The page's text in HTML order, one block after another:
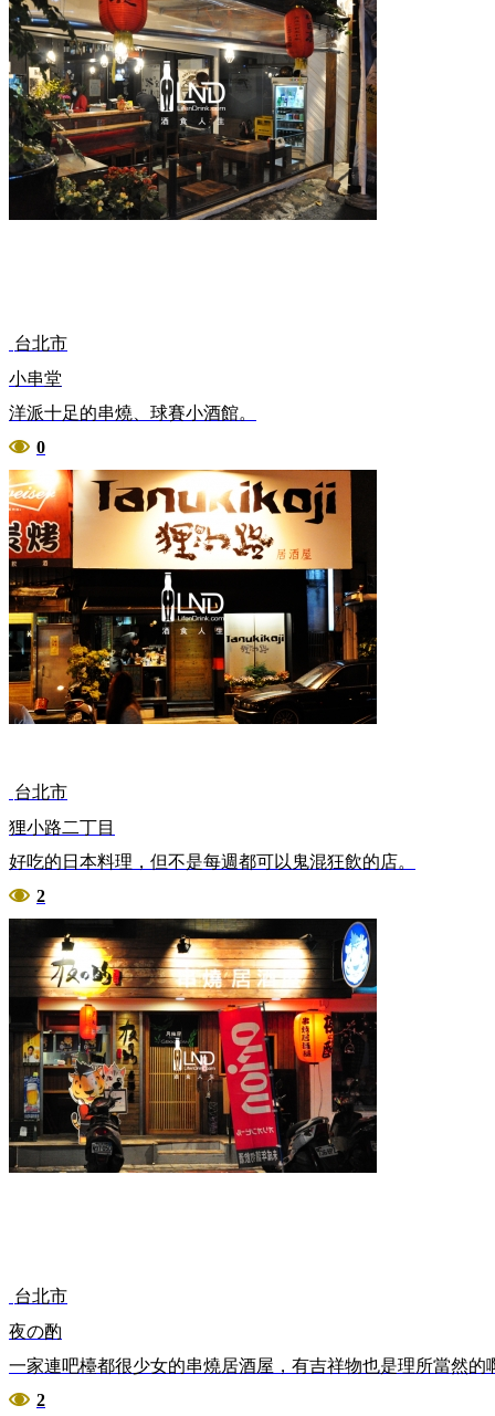
台北市
小串堂
洋派十足的串燒、球賽小酒館。
0
台北市
狸小路二丁目
好吃的日本料理，但不是每週都可以鬼混狂飲的店。
2
台北市
夜の酌
一家連吧檯都很少女的串燒居酒屋，有吉祥物也是理所當然的
2